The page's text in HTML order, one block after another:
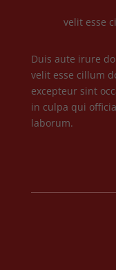
velit esse
Duis aute irure
velit esse cillum
excepteur sint
in culpa qui
laborum.